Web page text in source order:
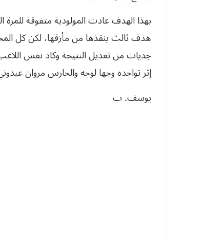
بهذا الهدف عادت المولودية متفوقة للمرة
هدف ثالث ينقذها من مأزقها، لكن كل
جديات من تعديل النتيجة وكاد نفس
إثر تواجده وجها لوجه والحارس مروان
يوسف. ب